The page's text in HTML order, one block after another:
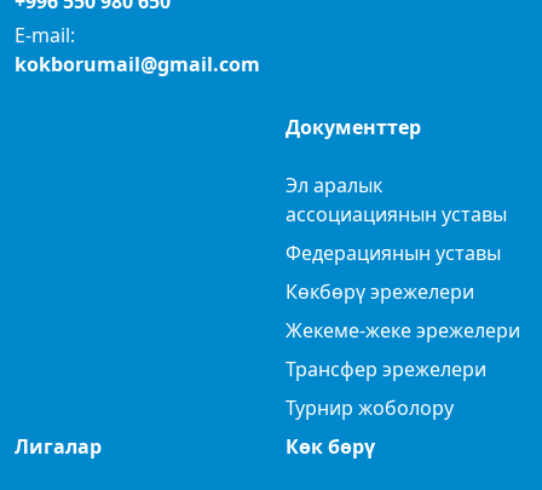
E-mail:
kokborumail@gmail.com
Документтер
Эл аралык
ассоциациянын уставы
Федерациянын уставы
Көкбөрү эрежелери
Жекеме-жеке эрежелери
Трансфер эрежелери
Турнир жоболору
Лигалар
Көк бөрү